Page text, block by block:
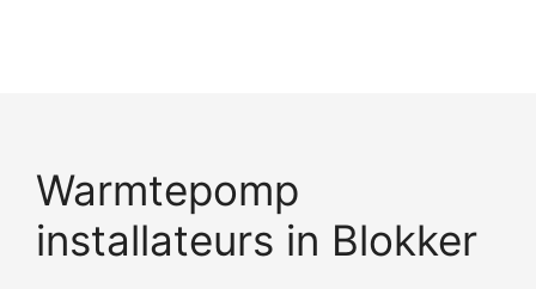
Warmtepomp
installateurs in Blokker